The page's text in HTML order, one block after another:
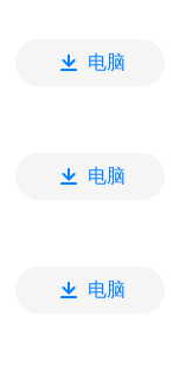
电脑
电脑
电脑